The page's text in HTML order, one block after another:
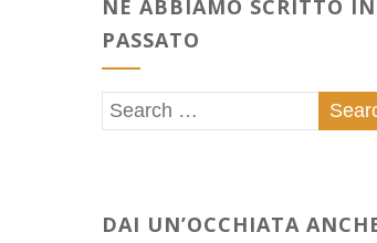
NE ABBIAMO SCRITTO IN
PASSATO
DAI UN’OCCHIATA